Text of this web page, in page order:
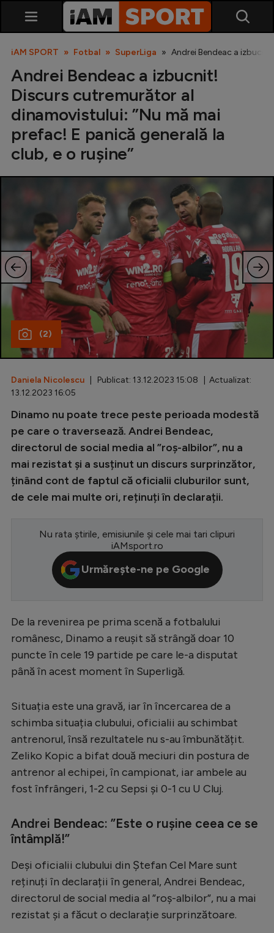
SuperLiga
Cupa României
Echipa Națională
U21
Fotbal feminin
Special
Diverse
Inedit
Champions League
Europa League
Conference League
CM 2026
LaLiga
Serie A
Bundesliga
Starurile fotbalului
EURO 2024
Clasamente
Tenis
Gimnastică
Auto
iAM SPORT Fotbal SuperLiga Andrei Bendeac a
Andrei Bendeac a izbucnit!
Discurs cutremurător al
dinamovistului: ”Nu mă mai
prefac! E panică generală la
club, e o rușine”
(2)
Daniela Nicolescu | Publicat: 13.12.2023 15:08 | Actualizat:
13.12.2023 16:05
Dinamo nu poate trece peste perioada modestă
pe care o traversează. Andrei Bendeac,
directorul de social media al ”roș-albilor”, nu a
mai rezistat și a susținut un discurs surprinzător,
ținând cont de faptul că oficialii cluburilor sunt,
de cele mai multe ori, reținuți în declarații.
Nu rata știrile, emisiunile și cele mai tari clipuri
iAMsport.ro
Urmărește-ne pe Google
De la revenirea pe prima scenă a fotbalului
românesc, Dinamo a reușit să strângă doar 10
puncte în cele 19 partide pe care le-a disputat
până în acest moment în Superligă.
Situația este una gravă, iar în încercarea de a
schimba situația clubului, oficialii au schimbat
antrenorul, însă rezultatele nu s-au îmbunătățit.
Zeliko Kopic a bifat două meciuri din postura de
antrenor al echipei, în campionat, iar ambele au
fost înfrângeri, 1-2 cu Sepsi și 0-1 cu U Cluj.
Andrei Bendeac: ”Este o rușine ceea ce se
întâmplă!”
Deși oficialii clubului din Ștefan Cel Mare sunt
reținuți în declarații în general, Andrei Bendeac,
directorul de social media al ”roș-albilor”, nu a mai
rezistat și a făcut o declarație surprinzătoare.